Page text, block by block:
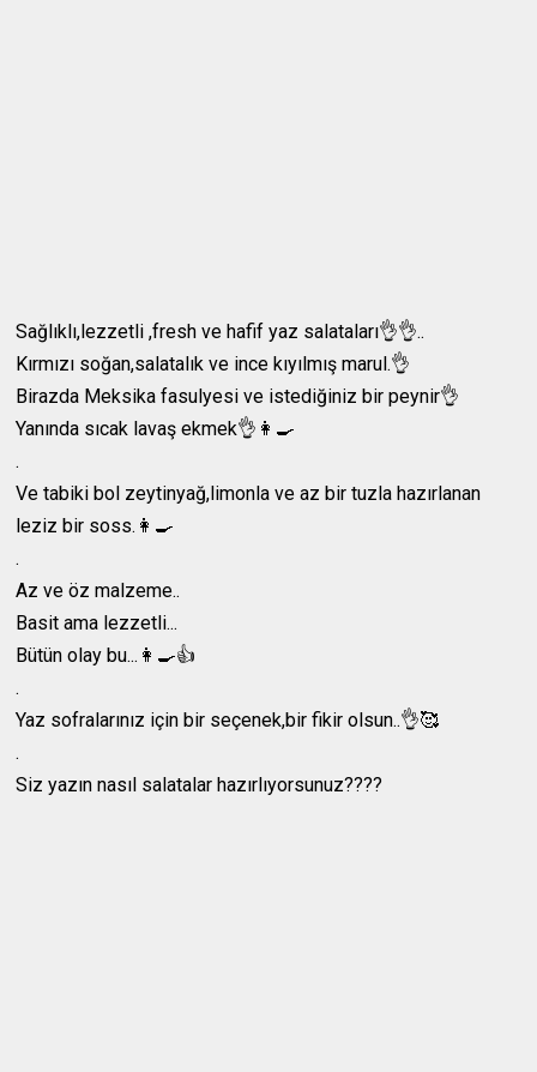
Sağlıklı,lezzetli ,fresh ve hafif yaz salataları👌👌..
Kırmızı soğan,salatalık ve ince kıyılmış marul.👌
Birazda Meksika fasulyesi ve istediğiniz bir peynir👌
Yanında sıcak lavaş ekmek👌👩‍🍳
.
Ve tabiki bol zeytinyağ,limonla ve az bir tuzla hazırlanan
leziz bir soss.👩‍🍳
.
Az ve öz malzeme..
Basit ama lezzetli...
Bütün olay bu...👩‍🍳👍
.
Yaz sofralarınız için bir seçenek,bir fikir olsun..👌🥰
.
Siz yazın nasıl salatalar hazırlıyorsunuz????